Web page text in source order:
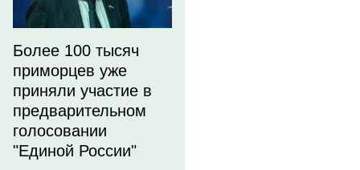
Более 100 тысяч
приморцев уже
приняли участие в
предварительном
голосовании
"Единой России"